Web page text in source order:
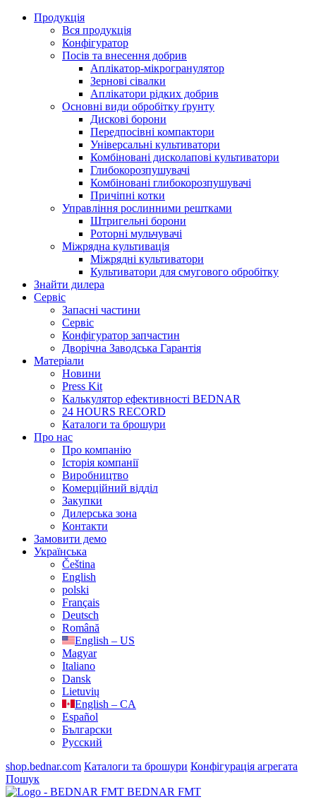
Продукція
Вся продукція
Конфігуратор
Посів та внесення добрив
Аплікатор-мікрогранулятор
Зернові сівалки
Аплікатори рідких добрив
Oсновні види обробітку ґрунту
Дискові борони
Передпосівні компактори
Універсальні культиватори
Комбіновані дисколапові культиватори
Глибокорозпушувачі
Комбіновані глибокорозпушувачі
Причіпні котки
Управління рослинними рештками
Штригельні борони
Pоторні мульчувачі
Міжрядна культивація
Міжрядні культиватори
Культиватори для смугового обробітку
Знайти дилера
Сервіс
Запасні частини
Сервіс
Конфігуратор запчастин
Дворічна Заводська Гарантія
Матеріали
Новини
Press Kit
Калькулятор ефективності BEDNAR
24 HOURS RECORD
Каталоги та брошури
Про нас
Про компанію
Історія компанії
Виробництво
Комерційний відділ
Закупки
Дилерська зона
Контакти
Замовити демо
Українська
Čeština
English
polski
Français
Deutsch
Română
English – US
Magyar
Italiano
Dansk
Lietuvių
English – CA
Español
Български
Русский
shop.bednar.com Каталоги та брошури Конфігурація агрегата
Пошук
BEDNAR FMT